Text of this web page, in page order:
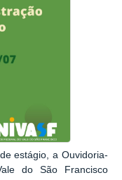
estágio, a Ouvidoria-
do São Francisco